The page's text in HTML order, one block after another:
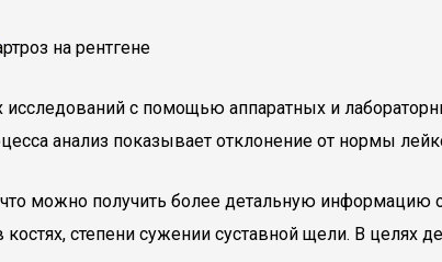
с помощью аппаратных и
анализ показывает отклонение от нормы
можно получить более детальную
степени сужении суставной щели. В целях